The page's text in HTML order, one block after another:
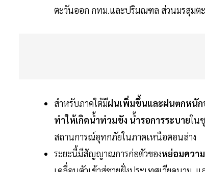
ตะวันออก กทม.และปริมณฑล ส่วนมรสุมต
สำหรับภาคใต้มีฝนเพิ่มขึ้นและฝนตกหนัก
ทำให้เกิดน้ำท่วมขัง น้ำรอการระบายใน
สถานการณ์อุทกภัยในภาคเหนือตอนล่าง
ระยะนี้มีสัญญาณการก่อตัวของหย่อมควา